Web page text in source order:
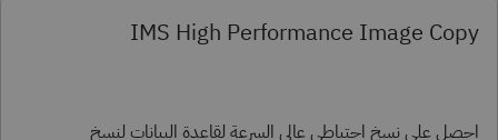
IMS High Performance Image Copy
احصل على نسخ احتياطي عالي السرعة لقاعدة البيانات لنسخ